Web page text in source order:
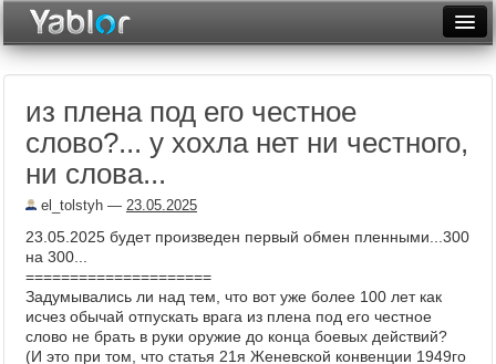
Неделя
Месяц
Архив
Видеотоп
из плена под его честное
слово?... у хохла нет ни честного,
ни слова...
el_tolstyh — 23.05.2025
23.05.2025 будет произведен первый обмен пленными...300
на 300...
=====================
Задумывались ли над тем, что вот уже более 100 лет как
исчез обычай отпускать врага из плена под его честное
слово не брать в руки оружие до конца боевых действий?
(И это при том, что статья 21я Женевской конвенции 1949го